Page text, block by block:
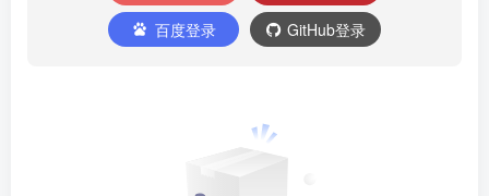
百度登录
GitHub登录